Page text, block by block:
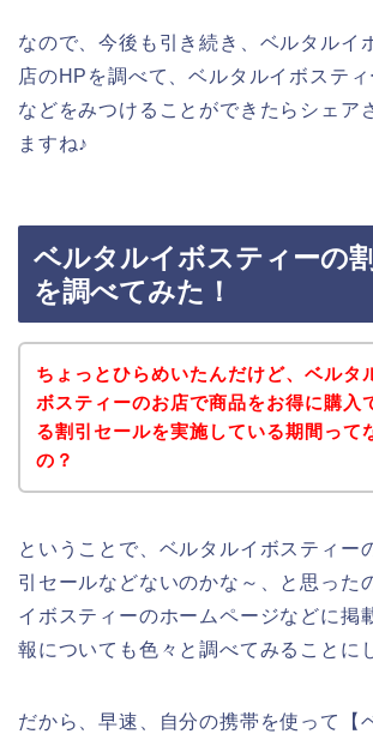
なので、今後も引き続き、ベルタルイ
店のHPを調べて、ベルタルイボステ
などをみつけることができたらシェア
ますね♪
ベルタルイボスティーの
を調べてみた！
ちょっとひらめいたんだけど、ベルタ
ボスティーのお店で商品をお得に購入
る割引セールを実施している期間って
の？
ということで、ベルタルイボスティー
引セールなどないのかな～、と思った
イボスティーのホームページなどに掲
報についても色々と調べてみることに
だから、早速、自分の携帯を使って【